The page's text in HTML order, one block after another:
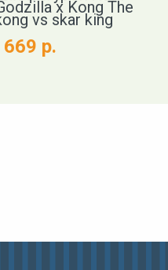
x Kong The
vs skar king
р.